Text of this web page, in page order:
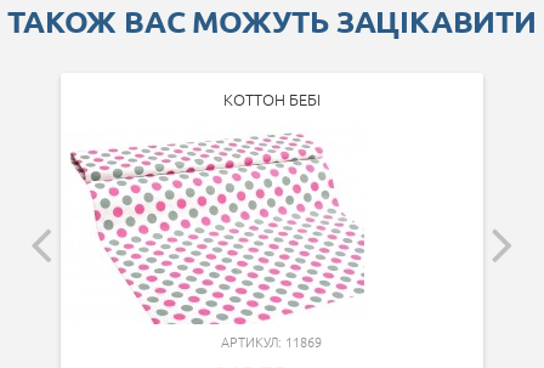
ТАКОЖ ВАС МОЖУТЬ ЗАЦІКАВИТИ
КОТТОН БЕБІ
АРТИКУЛ: 11869